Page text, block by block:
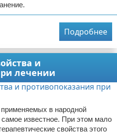
Подробнее
и
лечении
в народной
известное. При этом мало
свойства этого